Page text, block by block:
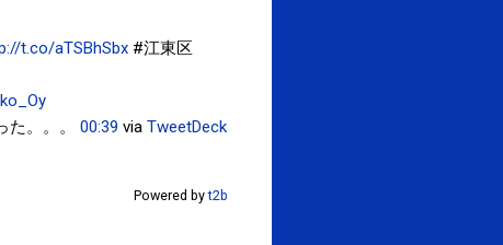
t.co/aTSBhSbx #江東区
。。。 00:39 via TweetDeck
Powered byt2b